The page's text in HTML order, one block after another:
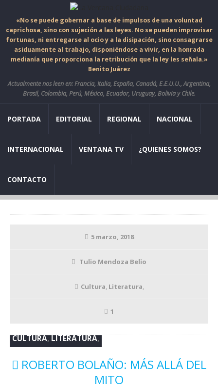
«No se puede gobernar a base de impulsos de una voluntad
caprichosa, sino con sujeción a las leyes. No se pueden improvisar
fortunas, ni entregarse al ocio y a la disipación, sino consagrarse
asiduamente al trabajo, disponiéndose a vivir, en la honrada
medianía que proporciona la retribución que la ley les señala.»
Benito Juárez
Actualmente nos leen en: Francia, Italia, España, Canadá, E.E.U.U., Argentina,
Brasil, Colombia, Perú, México, Ecuador, Uruguay, Bolivia y Chile.
PORTADA EDITORIAL REGIONAL NACIONAL
INTERNACIONAL VENTANA TV ¿QUIENES SOMOS?
CONTACTO
5 marzo, 2018
Tulio Mendoza Belio
Cultura, Literatura,
1
CULTURA,LITERATURA,
ROBERTO BOLAÑO: MÁS ALLÁ DEL
MITO